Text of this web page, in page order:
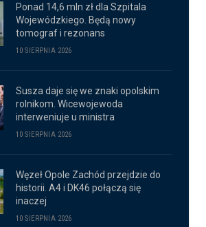
Ponad 14,6 mln zł dla Szpitala
Wojewódzkiego. Będą nowy
tomograf i rezonans
10 SIERPNIA 2026
Susza daje się we znaki opolskim
rolnikom. Wicewojewoda
interweniuje u ministra
10 SIERPNIA 2026
Węzeł Opole Zachód przejdzie do
historii. A4 i DK46 połączą się
inaczej
10 SIERPNIA 2026